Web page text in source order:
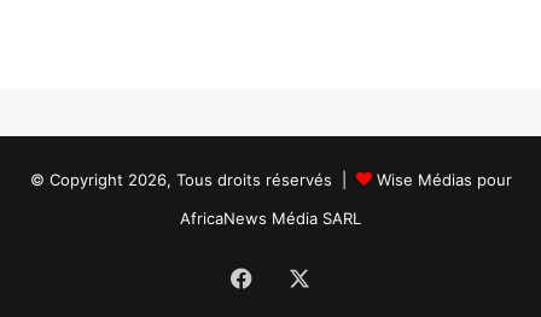
© Copyright 2026, Tous droits réservés | Wise Médias pour
AfricaNews Média SARL
Facebook